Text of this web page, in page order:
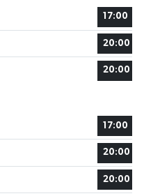
17:00
20:00
20:00
17:00
20:00
20:00